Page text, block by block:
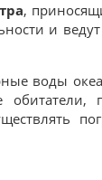
,
и
воды